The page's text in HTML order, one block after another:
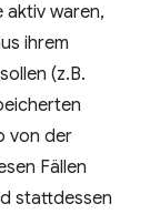
aktiv waren,
ihrem
(z.B.
von der
Fällen
stattdessen